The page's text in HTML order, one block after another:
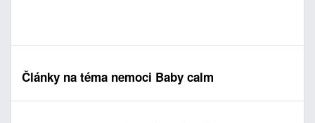
Články na téma nemoci Baby calm